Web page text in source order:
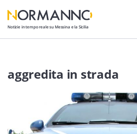
Notizie in tempo reale su Messina e la Sicilia
Attualità
Cronaca
Politica
Cultura
aggredita in strada